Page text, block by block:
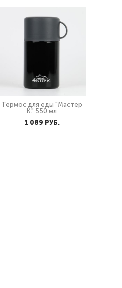
Термос для еды "Мастер
К." 550 мл
1 089 PУБ.